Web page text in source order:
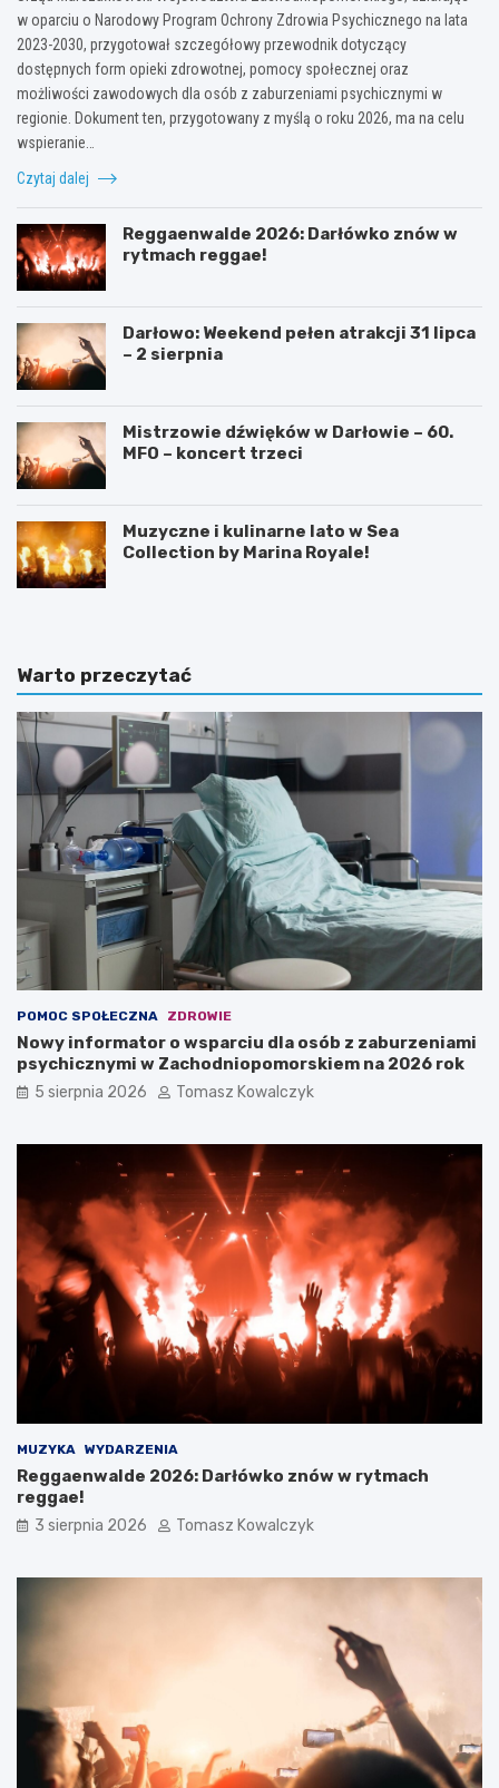
w oparciu o Narodowy Program Ochrony Zdrowia Psychicznego na lata
2023-2030, przygotował szczegółowy przewodnik dotyczący
dostępnych form opieki zdrowotnej, pomocy społecznej oraz
możliwości zawodowych dla osób z zaburzeniami psychicznymi w
regionie. Dokument ten, przygotowany z myślą o roku 2026, ma na celu
wspieranie…
Czytaj dalej
Reggaenwalde 2026: Darłówko znów w
rytmach reggae!
Darłowo: Weekend pełen atrakcji 31 lipca
– 2 sierpnia
Mistrzowie dźwięków w Darłowie – 60.
MFO – koncert trzeci
Muzyczne i kulinarne lato w Sea
Collection by Marina Royale!
Warto przeczytać
POMOC SPOŁECZNA ZDROWIE
Nowy informator o wsparciu dla osób z zaburzeniami
psychicznymi w Zachodniopomorskiem na 2026 rok
5 sierpnia 2026 Tomasz Kowalczyk
MUZYKA WYDARZENIA
Reggaenwalde 2026: Darłówko znów w rytmach
reggae!
3 sierpnia 2026 Tomasz Kowalczyk